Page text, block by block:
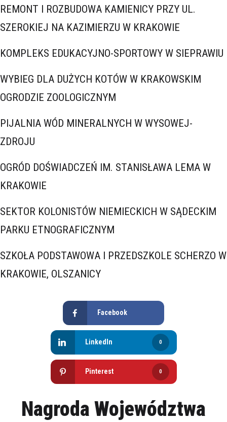
REMONT I ROZBUDOWA KAMIENICY PRZY UL.
SZEROKIEJ NA KAZIMIERZU W KRAKOWIE
KOMPLEKS EDUKACYJNO-SPORTOWY W SIEPRAWIU
WYBIEG DLA DUŻYCH KOTÓW W KRAKOWSKIM
OGRODZIE ZOOLOGICZNYM
PIJALNIA WÓD MINERALNYCH W WYSOWEJ-
ZDROJU
OGRÓD DOŚWIADCZEŃ IM. STANISŁAWA LEMA W
KRAKOWIE
SEKTOR KOLONISTÓW NIEMIECKICH W SĄDECKIM
PARKU ETNOGRAFICZNYM
SZKOŁA PODSTAWOWA I PRZEDSZKOLE SCHERZO W
KRAKOWIE, OLSZANICY
Facebook
LinkedIn 0
Pinterest 0
Nagroda Województwa